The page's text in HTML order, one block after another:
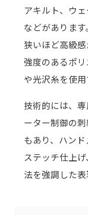
アキルト、ウ
などがありま
狭いほど高級
強度のあるポ
や光沢糸を使用
技術的には、
ーター制御の
もあり、ハン
ステッチ仕上
法を強調した表